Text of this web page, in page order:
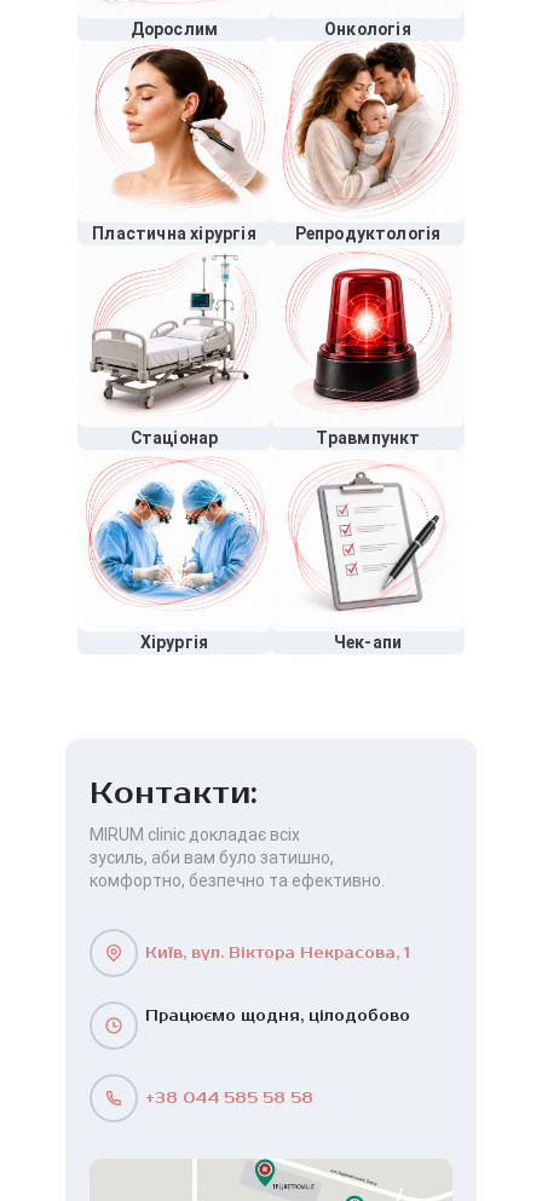
Дорослим Онкологія
Пластична хірургія Репродуктологія
Стаціонар Травмпункт
Хірургія Чек-апи
Контакти:
MIRUM clinic докладає всіх
зусиль, аби вам було затишно,
комфортно, безпечно та ефективно.
Київ, вул. Віктора Некрасова, 1
Працюємо щодня, цілодобово
+38 044 585 58 58